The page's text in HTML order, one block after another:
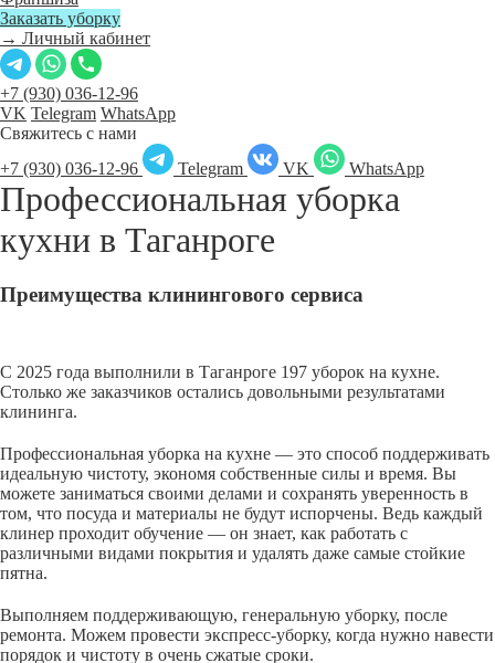
Заказать уборку
→ Личный кабинет
+7 (930) 036-12-96
VK Telegram WhatsApp
Свяжитесь с нами
+7 (930) 036-12-96
Telegram VK WhatsApp
Профессиональная уборка
кухни в Таганроге
Преимущества клинингового сервиса
С 2025 года выполнили в Таганроге 197 уборок на кухне.
Столько же заказчиков остались довольными результатами
клининга.
Профессиональная уборка на кухне — это способ поддерживать
идеальную чистоту, экономя собственные силы и время. Вы
можете заниматься своими делами и сохранять уверенность в
том, что посуда и материалы не будут испорчены. Ведь каждый
клинер проходит обучение — он знает, как работать с
различными видами покрытия и удалять даже самые стойкие
пятна.
Выполняем поддерживающую, генеральную уборку, после
ремонта. Можем провести экспресс-уборку, когда нужно навести
порядок и чистоту в очень сжатые сроки.